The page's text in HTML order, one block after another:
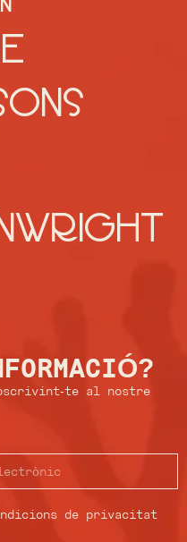
te al nostre
de privacitat